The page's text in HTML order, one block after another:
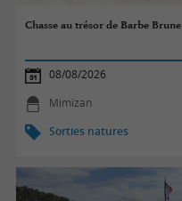
Chasse au trésor de Barbe Brune
08/08/2026
Mimizan
Sorties natures